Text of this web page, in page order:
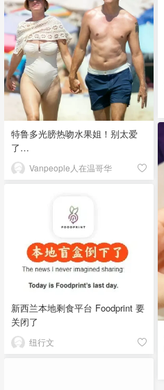
特鲁多光膀热吻水果姐！别太爱
了…
Vanpeople人在温哥华
新西兰本地剩食平台 Foodprint 要
关闭了
纽行文